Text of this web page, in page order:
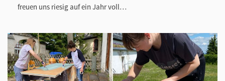
freuen uns riesig auf ein Jahr voll…